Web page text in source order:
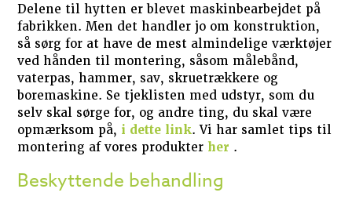
Delene til hytten er blevet maskinbearbejdet på
fabrikken. Men det handler jo om konstruktion,
så sørg for at have de mest almindelige værktøjer
ved hånden til montering, såsom målebånd,
vaterpas, hammer, sav, skruetrækkere og
boremaskine. Se tjeklisten med udstyr, som du
selv skal sørge for, og andre ting, du skal være
opmærksom på, i dette link. Vi har samlet tips til
montering af vores produkterher .
Beskyttende behandling